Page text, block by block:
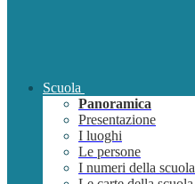
Scuola
Panoramica
Presentazione
I luoghi
Le persone
I numeri della scuola